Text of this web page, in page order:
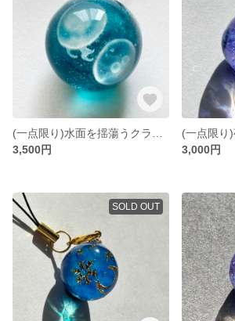
3,500円
3,000円
SOLD OUT